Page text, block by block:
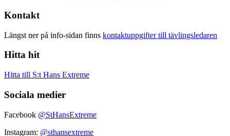
Kontakt
Längst ner på info-sidan finns kontaktuppgifter till tävlingsledaren
Hitta hit
Hitta till S:t Hans Extreme
Sociala medier
Facebook @StHansExtreme
Instagram: @sthansextreme